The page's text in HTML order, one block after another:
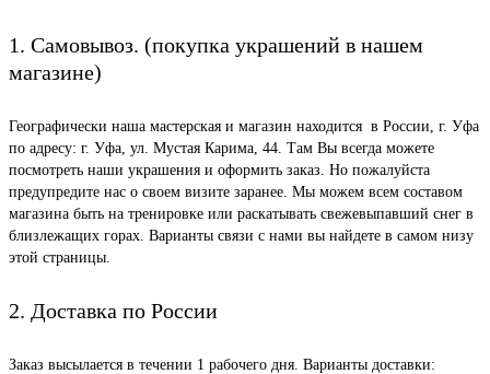
1. Самовывоз. (покупка украшений в нашем
магазине)
Географически наша мастерская и магазин находится в России, г. Уфа
по адресу: г. Уфа, ул. Мустая Карима, 44. Там Вы всегда можете
посмотреть наши украшения и оформить заказ. Но пожалуйста
предупредите нас о своем визите заранее. Мы можем всем составом
магазина быть на тренировке или раскатывать свежевыпавший снег в
близлежащих горах. Варианты связи с нами вы найдете в самом низу
этой страницы.
2. Доставка по России
Заказ высылается в течении 1 рабочего дня. Варианты доставки: